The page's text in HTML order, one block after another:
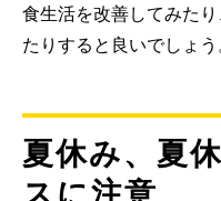
食生活を改善してみた
たりすると良いでしょう
夏休み、夏
スに注意